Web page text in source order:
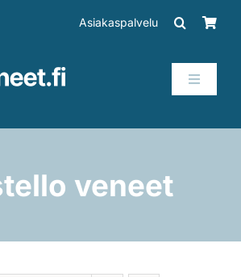
Asiakaspalvelu
Toggle
veneet